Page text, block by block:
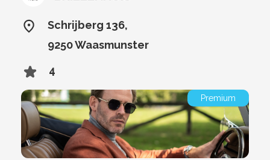
Schrijberg 136,
9250 Waasmunster
4
Premium